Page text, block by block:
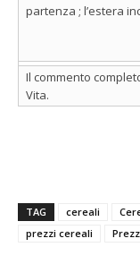
partenza ; l’estera
Il commento
Vita.
TAG cereali
prezzi cereali